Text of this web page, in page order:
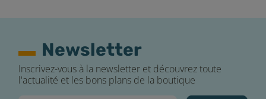
Newsletter
Inscrivez-vous à la newsletter et découvrez toute
l'actualité et les bons plans de la boutique